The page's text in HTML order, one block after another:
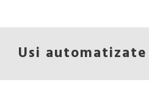
Usi automatizate